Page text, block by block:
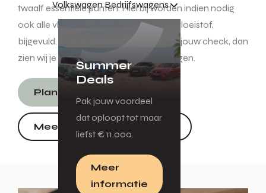
Volkswagen Bedrijfswagens
Summer
Deals
Pak jouw voordeel
dat oploopt tot maar
liefst € 11.000.
Meer
informatie
twaalf essentiële punten. Hierbij worden indien nodig
ook alle vloeistoffen, zoals olie en koelvloeistof,
bijgevuld. Maak snel een afspraak voor jouw check, dan
zien wij je snel bij een van onze vestigingen.
Plan een zomercheck
Meer over de zomercheck